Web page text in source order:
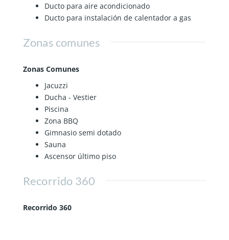
Ducto para aire acondicionado
Ducto para instalación de calentador a gas
Zonas comunes
Zonas Comunes
Jacuzzi
Ducha - Vestier
Piscina
Zona BBQ
Gimnasio semi dotado
Sauna
Ascensor último piso
Recorrido 360
Recorrido 360